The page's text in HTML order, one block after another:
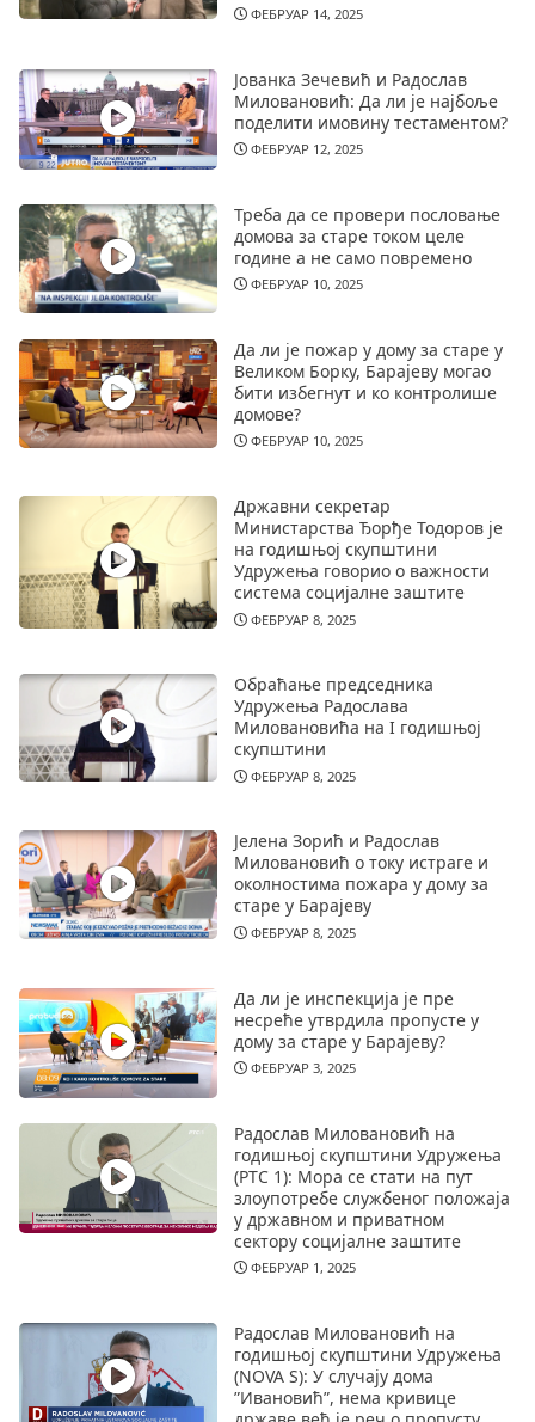
ФЕБРУАР 14, 2025
Јованка Зечевић и Радослав
Миловановић: Да ли је најбоље
поделити имовину тестаментом?
ФЕБРУАР 12, 2025
Треба да се провери пословање
домова за старе током целе
године а не само повремено
ФЕБРУАР 10, 2025
Да ли је пожар у дому за старе у
Великом Борку, Барајеву могао
бити избегнут и ко контролише
домове?
ФЕБРУАР 10, 2025
Државни секретар
Министарства Ђорђе Тодоров је
на годишњој скупштини
Удружења говорио о важности
система социјалне заштите
ФЕБРУАР 8, 2025
Обраћање председника
Удружења Радослава
Миловановића на I годишњој
скупштини
ФЕБРУАР 8, 2025
Јелена Зорић и Радослав
Миловановић о току истраге и
околностима пожара у дому за
старе у Барајеву
ФЕБРУАР 8, 2025
Да ли је инспекција је пре
несреће утврдила пропусте у
дому за старе у Барајеву?
ФЕБРУАР 3, 2025
Радослав Миловановић на
годишњој скупштини Удружења
(РТС 1): Мора се стати на пут
злоупотребе службеног положаја
у државном и приватном
сектору социјалне заштите
ФЕБРУАР 1, 2025
Радослав Миловановић на
годишњој скупштини Удружења
(NOVA S): У случају дома
”Ивановић”, нема кривице